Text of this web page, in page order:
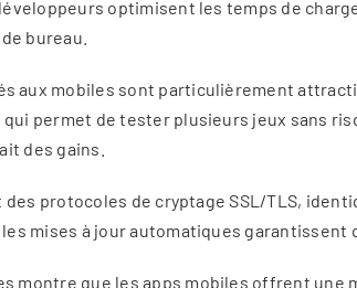
optimisent les temps de
bureau.
aux mobiles sont particulièrement
permet de tester plusieurs jeux sans
des gains.
protocoles de cryptage SSL/TLS,
mises à jour automatiques
montre que les apps mobiles offrent